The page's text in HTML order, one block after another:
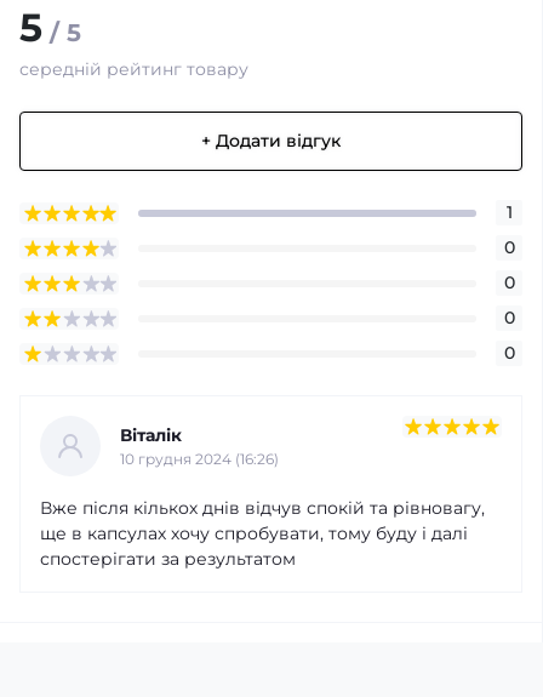
5 / 5
середній рейтинг товару
+ Додати відгук
1
0
0
0
0
Віталік
10 грудня 2024 (16:26)
Вже після кількох днів відчув спокій та рівновагу,
ще в капсулах хочу спробувати, тому буду і далі
спостерігати за результатом